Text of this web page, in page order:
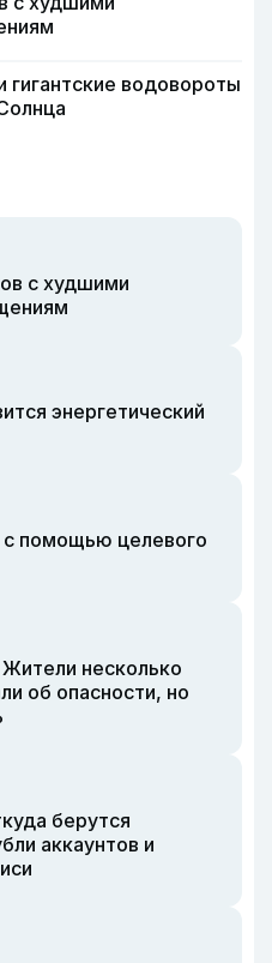
водовороты
с худшими
энергетический
с помощью целевого
несколько
об опасности, но
берутся
аккаунтов и